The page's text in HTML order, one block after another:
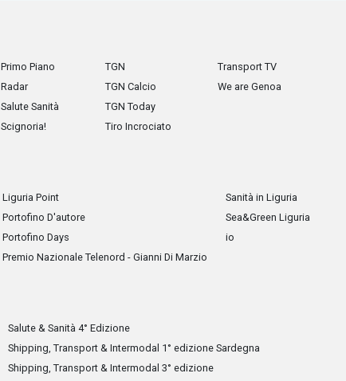
Primo Piano
Radar
Salute Sanità
Scignoria!
TGN
TGN Calcio
TGN Today
Tiro Incrociato
Transport TV
We are Genoa
Liguria Point
Portofino D'autore
Portofino Days
Premio Nazionale Telenord - Gianni Di Marzio
Sanità in Liguria
Sea&Green Liguria
io
Salute & Sanità 4° Edizione
Shipping, Transport & Intermodal 1° edizione Sardegna
Shipping, Transport & Intermodal 3° edizione